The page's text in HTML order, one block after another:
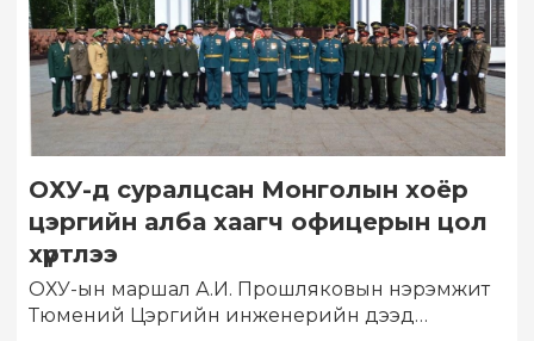
ОХУ-д суралцсан Монголын хоёр
цэргийн алба хаагч офицерын цол
хүртлээ
ОХУ-ын маршал А.И. Прошляковын нэрэмжит
Тюмений Цэргийн инженерийн дээд